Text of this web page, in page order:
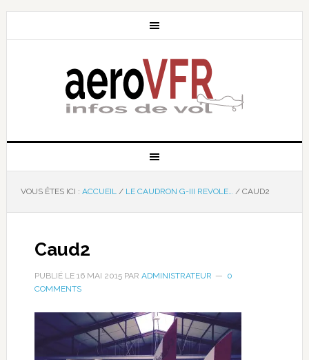
VOUS ÊTES ICI : ACCUEIL / LE CAUDRON G-III REVOLE… /CAUD2
Caud2
PUBLIÉ LE 16 MAI 2015PAR ADMINISTRATEUR
0
COMMENTS